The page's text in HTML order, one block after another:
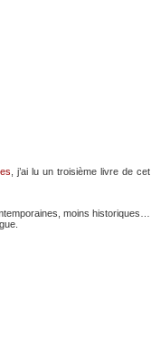
, j’ai lu un troisième livre de cet
moins historiques…